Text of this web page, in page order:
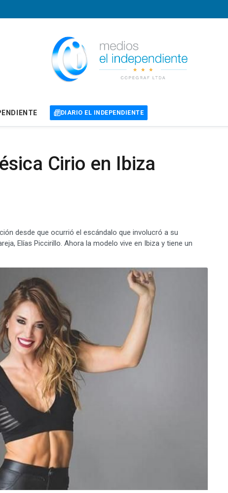
DIARIO EL INDEPENDIENTE
Cirio en Ibiza
desde que ocurrió el escándalo que involucró a su
Elías Piccirillo. Ahora la modelo vive en Ibiza y tiene un